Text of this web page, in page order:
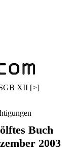
XII [>]
Buch
2003